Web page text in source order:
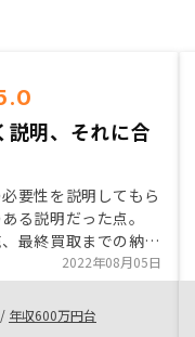
説明、それに合
要性を説明してもら
る説明だった点。
最終買取までの納得
信頼できる説明があっ
件)が他社に比べてい
購入後のフォロー
いる点。
2022年08月05日
/ 年収600万円台